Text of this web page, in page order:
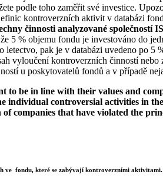
podle toho zaměřit své investice.
kontroverzních aktivit v databázi
činnosti analyzované
5 % objemu fondu je investováno do
letectvo, pak je v databázi uvedeno
vyloučení kontroverzních činností
u poskytovatelů fondů a v případě
to be in line with their values and
controversial activities in
companies that have violated the
ve fondu, které se zabývají kontroverzními